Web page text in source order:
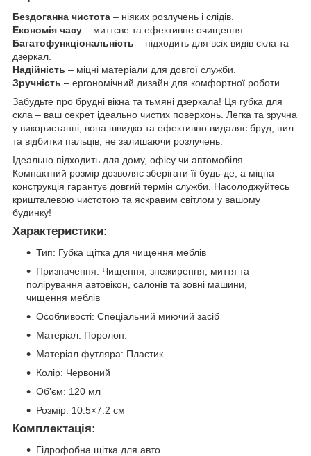
Бездоганна чистота – ніяких розлучень і слідів.
Економія часу – миттєве та ефективне очищення.
Багатофункціональність – підходить для всіх видів скла та
дзеркал.
Надійність – міцні матеріали для довгої служби.
Зручність – ергономічний дизайн для комфортної роботи.
Забудьте про брудні вікна та тьмяні дзеркала! Ця губка для
скла – ваш секрет ідеально чистих поверхонь. Легка та зручна
у використанні, вона швидко та ефективно видаляє бруд, пил
та відбитки пальців, не залишаючи розлучень.
Ідеально підходить для дому, офісу чи автомобіля.
Компактний розмір дозволяє зберігати її будь-де, а міцна
конструкція гарантує довгий термін служби. Насолоджуйтесь
кришталевою чистотою та яскравим світлом у вашому
будинку!
Характеристики:
Тип: Губка щітка для чищення меблів
Призначення: Чищення, знежирення, миття та
полірування автовікон, салонів та зовні машини,
чищення меблів
Особливості: Спеціальний миючий засіб
Матеріал: Поролон.
Матеріал футляра: Пластик
Колір: Червоний
Об'єм: 120 мл
Розмір: 10.5×7.2 см
Комплектація:
Гідрофобна щітка для авто